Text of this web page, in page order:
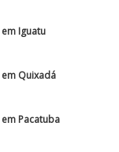
Iguatu
Quixadá
Pacatuba